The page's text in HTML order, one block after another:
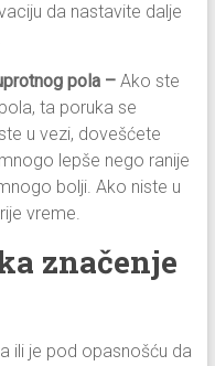
da nastavite dalje
pola – Ako ste
ta poruka se
u vezi, dovešćete
lepše nego ranije
bolji. Ako niste u
vreme.
značenje
ili je pod opasnošću da